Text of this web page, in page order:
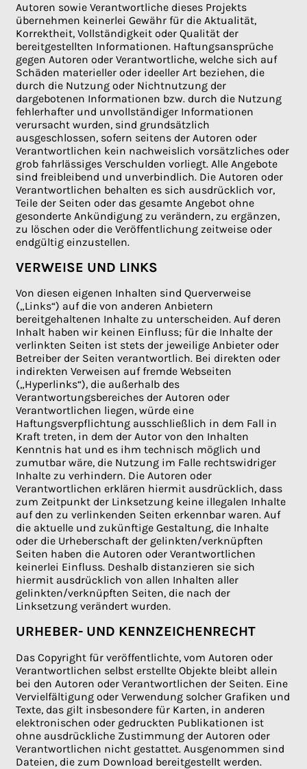
Autoren sowie Verantwortliche dieses Projekts
übernehmen keinerlei Gewähr für die Aktualität,
Korrektheit, Vollständigkeit oder Qualität der
bereitgestellten Informationen. Haftungsansprüche
gegen Autoren oder Verantwortliche, welche sich auf
Schäden materieller oder ideeller Art beziehen, die
durch die Nutzung oder Nichtnutzung der
dargebotenen Informationen bzw. durch die Nutzung
fehlerhafter und unvollständiger Informationen
verursacht wurden, sind grundsätzlich
ausgeschlossen, sofern seitens der Autoren oder
Verantwortlichen kein nachweislich vorsätzliches oder
grob fahrlässiges Verschulden vorliegt. Alle Angebote
sind freibleibend und unverbindlich. Die Autoren oder
Verantwortlichen behalten es sich ausdrücklich vor,
Teile der Seiten oder das gesamte Angebot ohne
gesonderte Ankündigung zu verändern, zu ergänzen,
zu löschen oder die Veröffentlichung zeitweise oder
endgültig einzustellen.
VERWEISE UND LINKS
Von diesen eigenen Inhalten sind Querverweise
(„Links“) auf die von anderen Anbietern
bereitgehaltenen Inhalte zu unterscheiden. Auf deren
Inhalt haben wir keinen Einfluss; für die Inhalte der
verlinkten Seiten ist stets der jeweilige Anbieter oder
Betreiber der Seiten verantwortlich. Bei direkten oder
indirekten Verweisen auf fremde Webseiten
(„Hyperlinks“), die außerhalb des
Verantwortungsbereiches der Autoren oder
Verantwortlichen liegen, würde eine
Haftungsverpflichtung ausschließlich in dem Fall in
Kraft treten, in dem der Autor von den Inhalten
Kenntnis hat und es ihm technisch möglich und
zumutbar wäre, die Nutzung im Falle rechtswidriger
Inhalte zu verhindern. Die Autoren oder
Verantwortlichen erklären hiermit ausdrücklich, dass
zum Zeitpunkt der Linksetzung keine illegalen Inhalte
auf den zu verlinkenden Seiten erkennbar waren. Auf
die aktuelle und zukünftige Gestaltung, die Inhalte
oder die Urheberschaft der gelinkten/verknüpften
Seiten haben die Autoren oder Verantwortlichen
keinerlei Einfluss. Deshalb distanzieren sie sich
hiermit ausdrücklich von allen Inhalten aller
gelinkten/verknüpften Seiten, die nach der
Linksetzung verändert wurden.
URHEBER- UND KENNZEICHENRECHT
Das Copyright für veröffentlichte, vom Autoren oder
Verantwortlichen selbst erstellte Objekte bleibt allein
bei den Autoren oder Verantwortlichen der Seiten. Eine
Vervielfältigung oder Verwendung solcher Grafiken und
Texte, das gilt insbesondere für Karten, in anderen
elektronischen oder gedruckten Publikationen ist
ohne ausdrückliche Zustimmung der Autoren oder
Verantwortlichen nicht gestattet. Ausgenommen sind
Dateien, die zum Download bereitgestellt werden.